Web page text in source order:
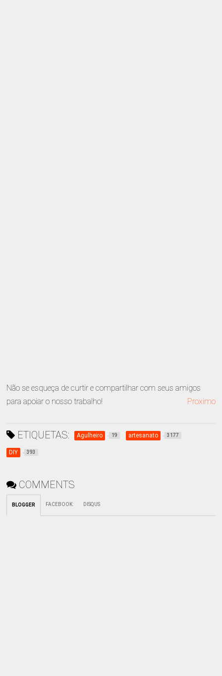
Não se esqueça de curtir e compartilhar com seus amigos
para apoiar o nosso trabalho!
Proximo
ETIQUETAS: Agulheiro 19 artesanato 3177
DIY 393
COMMENTS
BLOGGER FACEBOOK: DISQUS